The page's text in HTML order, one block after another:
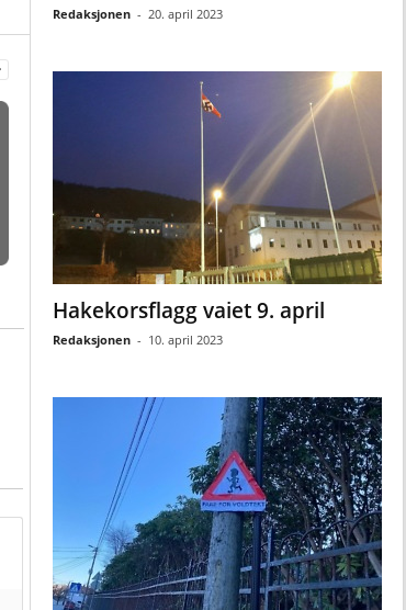
Redaksjonen - 20. april 2023
Hakekorsflagg vaiet 9. april
Redaksjonen - 10. april 2023